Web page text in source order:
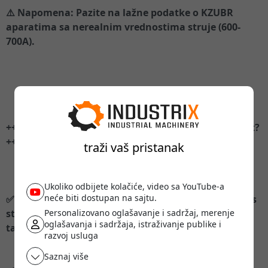
traži vaš pristanak
Ukoliko odbijete kolačiće, video sa YouTube-a
neće biti dostupan na sajtu.
Personalizovano oglašavanje i sadržaj, merenje
oglašavanja i sadržaja, istraživanje publike i
razvoj usluga
Saznaj više
⚠️ Napomena: Pazite na lažne podatke o KZUBR
aparatima sa nerealnim vrednostima struje (600-
700A).
++++++++++ Zašto PREDATOR nudi dodatnu vrednost?
+++++++++++
✅ 35-50mm² preseci kablova i spojeva za bolji prenos
struje i stabilan rad (konkurenti koriste 10-25mm²
tanke kablove)